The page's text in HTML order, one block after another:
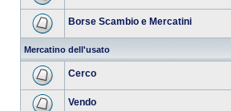
Borse Scambio e Mercatini
Mercatino dell'usato
Cerco
Vendo